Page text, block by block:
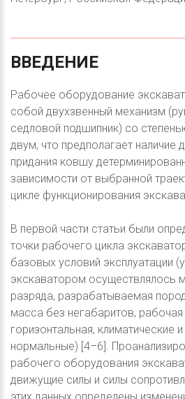
ВВЕДЕНИЕ
Рабочее оборудование
собой двухзвенный механизм
седловой подшипник) со
двум, что предполагает наличие
придания ковшу
зависимости от выбранной
цикле функционирования
В первой части статьи были
точки рабочего цикла
базовых условий эксплуатации
экскаватором осуществлялось
разряда, разрабатываемая
масса без негабаритов,
горизонтальная, климатические
нормальные) [4–6].
рабочего оборудования
движущие силы и силы